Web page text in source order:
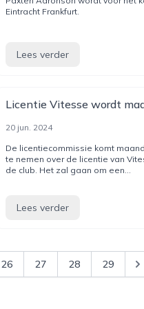
Eintracht Frankfurt.
Lees verder
Licentie Vitesse wordt
20 jun. 2024
De licentiecommissie komt
te nemen over de licentie van
de club. Het zal gaan om een...
Lees verder
26 27 28 29